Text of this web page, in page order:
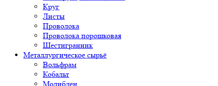
Круг
Листы
Проволока
Проволока порошковая
Шестигранник
Металлургическое сырьё
Вольфрам
Кобальт
Молибден